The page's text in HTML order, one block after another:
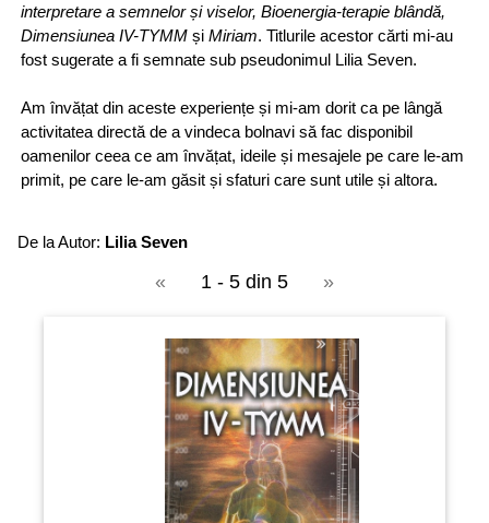
interpretare a semnelor și viselor, Bioenergia-terapie blândă,
Dimensiunea IV-TYMM și Miriam. Titlurile acestor cărti mi-au
fost sugerate a fi semnate sub pseudonimul Lilia Seven.
Am învățat din aceste experiențe și mi-am dorit ca pe lângă
activitatea directă de a vindeca bolnavi să fac disponibil
oamenilor ceea ce am învățat, ideile și mesajele pe care le-am
primit, pe care le-am găsit și sfaturi care sunt utile și altora.
De la Autor: Lilia Seven
« 1 - 5 din 5 »